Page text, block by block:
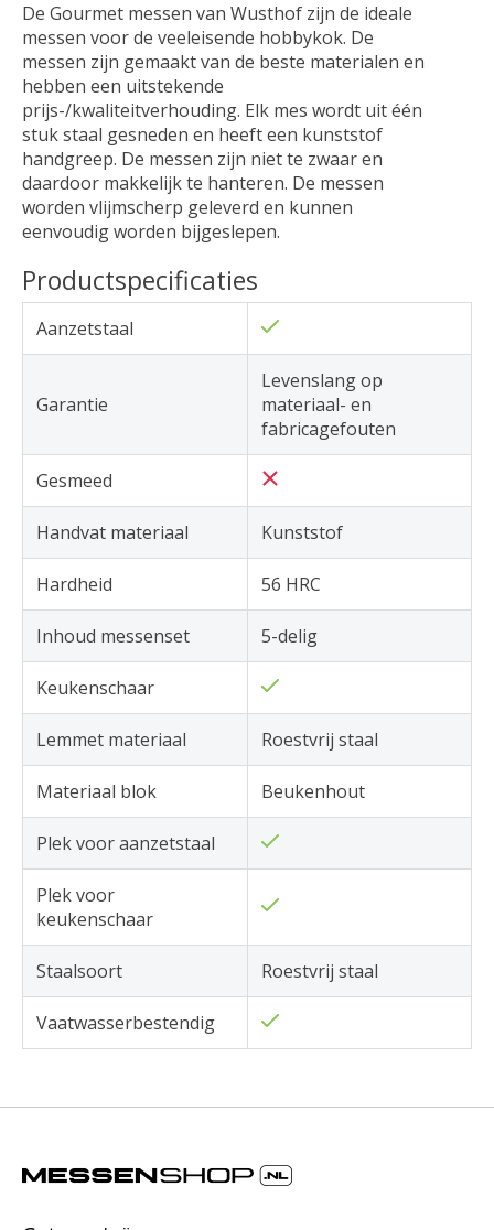
De Gourmet messen van Wusthof zijn de ideale
messen voor de veeleisende hobbykok. De
messen zijn gemaakt van de beste materialen en
hebben een uitstekende
prijs-/kwaliteitverhouding. Elk mes wordt uit één
stuk staal gesneden en heeft een kunststof
handgreep. De messen zijn niet te zwaar en
daardoor makkelijk te hanteren. De messen
worden vlijmscherp geleverd en kunnen
eenvoudig worden bijgeslepen.
Productspecificaties
Aanzetstaal
Garantie
Levenslang op
materiaal- en
fabricagefouten
Gesmeed
Handvat materiaal Kunststof
Hardheid 56 HRC
Inhoud messenset 5-delig
Keukenschaar
Lemmet materiaal Roestvrij staal
Materiaal blok Beukenhout
Plek voor aanzetstaal
Plek voor
keukenschaar
Staalsoort Roestvrij staal
Vaatwasserbestendig